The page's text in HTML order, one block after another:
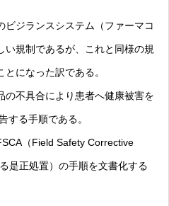
ビジランスシステム（ファーマコ
い規制であるが、これと同様の規
になった訳である。
の不具合により患者へ健康被害を
する手順である。
（Field Safety Corrective
是正処置）の手順を文書化する